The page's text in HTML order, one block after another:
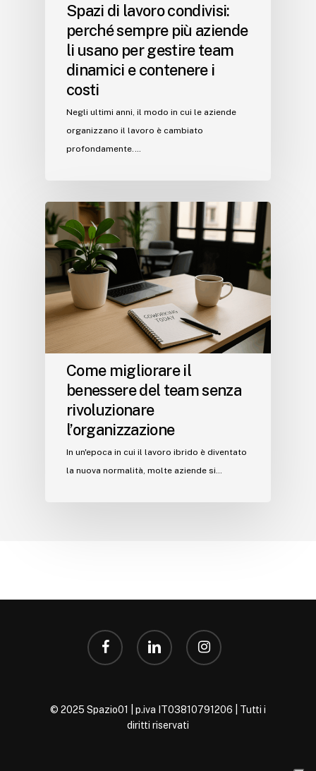
Spazi di lavoro condivisi:
perché sempre più aziende
li usano per gestire team
dinamici e contenere i
costi
Negli ultimi anni, il modo in cui le aziende
organizzano il lavoro è cambiato
profondamente.…
Come migliorare il
benessere del team senza
rivoluzionare
l’organizzazione
In un'epoca in cui il lavoro ibrido è diventato
la nuova normalità, molte aziende si…
facebook linkedin instagram
© 2025 Spazio01 | p.iva IT03810791206 | Tutti i
diritti riservati